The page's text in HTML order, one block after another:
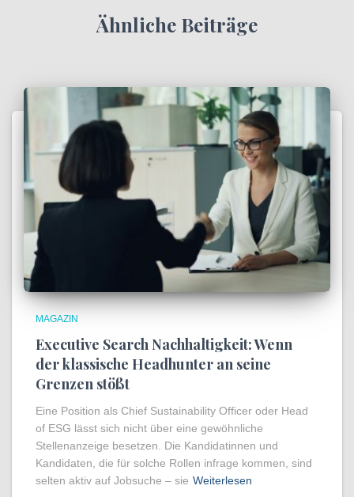
Ähnliche Beiträge
MAGAZIN
Executive Search Nachhaltigkeit: Wenn
der klassische Headhunter an seine
Grenzen stößt
Eine Position als Chief Sustainability Officer oder Head
of ESG lässt sich nicht über eine gewöhnliche
Stellenanzeige besetzen. Die Kandidatinnen und
Kandidaten, die für solche Rollen infrage kommen, sind
selten aktiv auf Jobsuche – sie Weiterlesen